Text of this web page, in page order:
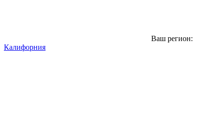
Ваш регион:
Калифорния